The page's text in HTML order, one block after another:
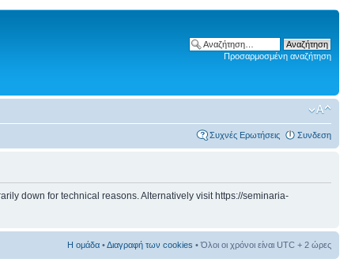
Προσαρμοσμένη αναζήτηση
Συχνές Ερωτήσεις Συνδεση
down for technical reasons. Alternatively visit https://seminaria-
Η ομάδα •Διαγραφή των cookies • Όλοι οι χρόνοι είναι UTC + 2 ώρες